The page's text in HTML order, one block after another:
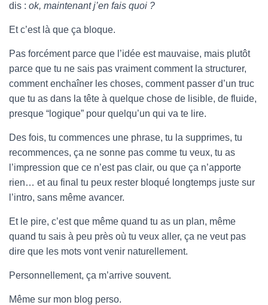
dis : ok, maintenant j’en fais quoi ?
Et c’est là que ça bloque.
Pas forcément parce que l’idée est mauvaise, mais plutôt
parce que tu ne sais pas vraiment comment la structurer,
comment enchaîner les choses, comment passer d’un truc
que tu as dans la tête à quelque chose de lisible, de fluide,
presque “logique” pour quelqu’un qui va te lire.
Des fois, tu commences une phrase, tu la supprimes, tu
recommences, ça ne sonne pas comme tu veux, tu as
l’impression que ce n’est pas clair, ou que ça n’apporte
rien… et au final tu peux rester bloqué longtemps juste sur
l’intro, sans même avancer.
Et le pire, c’est que même quand tu as un plan, même
quand tu sais à peu près où tu veux aller, ça ne veut pas
dire que les mots vont venir naturellement.
Personnellement, ça m’arrive souvent.
Même sur mon blog perso.